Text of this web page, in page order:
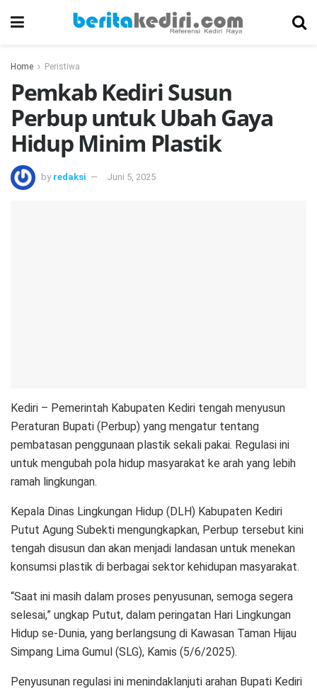
Home Peristiwa
Pemkab Kediri Susun
Perbup untuk Ubah Gaya
Hidup Minim Plastik
by redaksi Juni 5, 2025
Kediri – Pemerintah Kabupaten Kediri tengah menyusun
Peraturan Bupati (Perbup) yang mengatur tentang
pembatasan penggunaan plastik sekali pakai. Regulasi ini
untuk mengubah pola hidup masyarakat ke arah yang lebih
ramah lingkungan.
Kepala Dinas Lingkungan Hidup (DLH) Kabupaten Kediri
Putut Agung Subekti mengungkapkan, Perbup tersebut kini
tengah disusun dan akan menjadi landasan untuk menekan
konsumsi plastik di berbagai sektor kehidupan masyarakat.
“Saat ini masih dalam proses penyusunan, semoga segera
selesai,” ungkap Putut, dalam peringatan Hari Lingkungan
Hidup se-Dunia, yang berlangsung di Kawasan Taman Hijau
Simpang Lima Gumul (SLG), Kamis (5/6/2025).
Penyusunan regulasi ini menindaklanjuti arahan Bupati Kediri